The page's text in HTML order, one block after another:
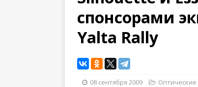
спонсорами
Yalta Rally
08 сентября 2009 Оптические